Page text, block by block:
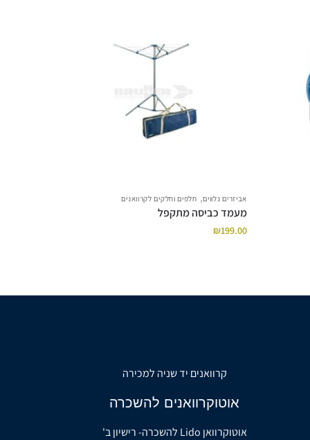
אביזרים נלווים, חלפים וחלקים לקרוואנים
מעמד כביסה מתקפל
₪199.00
קרוואנים יד שניה למכירה
אוטוקרוואנים להשכרה
אוטוקרוואן Lido להשכרה- רישיון ב'